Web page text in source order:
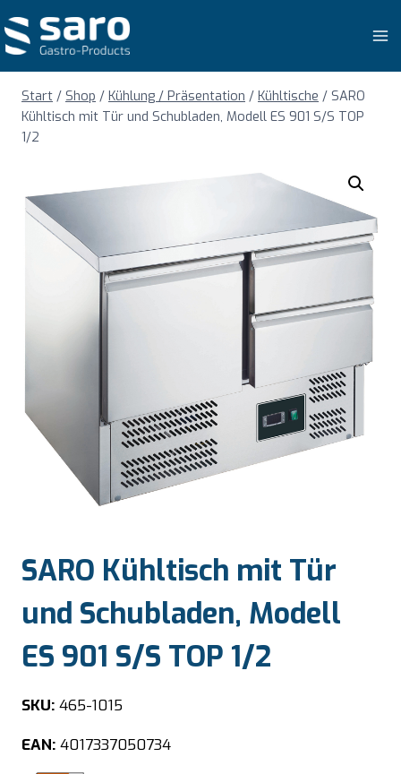
Inhalt
springen
Start / Shop / Kühlung / Präsentation / Kühltische / SARO
Kühltisch mit Tür und Schubladen, Modell ES 901 S/S TOP
1/2
SARO Kühltisch mit Tür
und Schubladen, Modell
ES 901 S/S TOP 1/2
SKU: 465-1015
EAN: 4017337050734